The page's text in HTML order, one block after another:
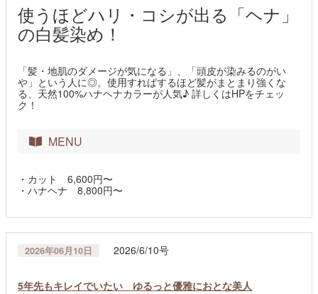
使うほどハリ・コシが出る「ヘナ」
の白髪染め！
「髪・地肌のダメージが気になる」、「頭皮が染みるのがい
や」という人に◎。使用すればするほど髪がまとまり強くな
る、天然100%ハナヘナカラーが人気♪ 詳しくはHPをチェッ
ク！
MENU
・カット 6,600円〜
・ハナヘナ 8,800円〜
2026年06月10日 2026/6/10号
5年先もキレイでいたい ゆるっと優雅におとな美人